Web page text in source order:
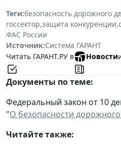
Теги:безопасность дорожного
госсектор,защита конкуренции,
ФАС России
Источник:Система ГАРАНТ
Читать ГАРАНТ.РУ в
Новости
Документы по теме:
Федеральный закон от 10
"О безопасности
Читайте также: